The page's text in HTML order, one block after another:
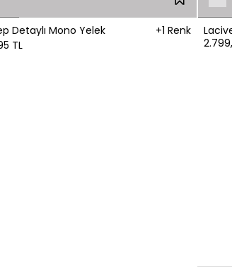
Detaylı Mono Yelek
+1 Renk
TL